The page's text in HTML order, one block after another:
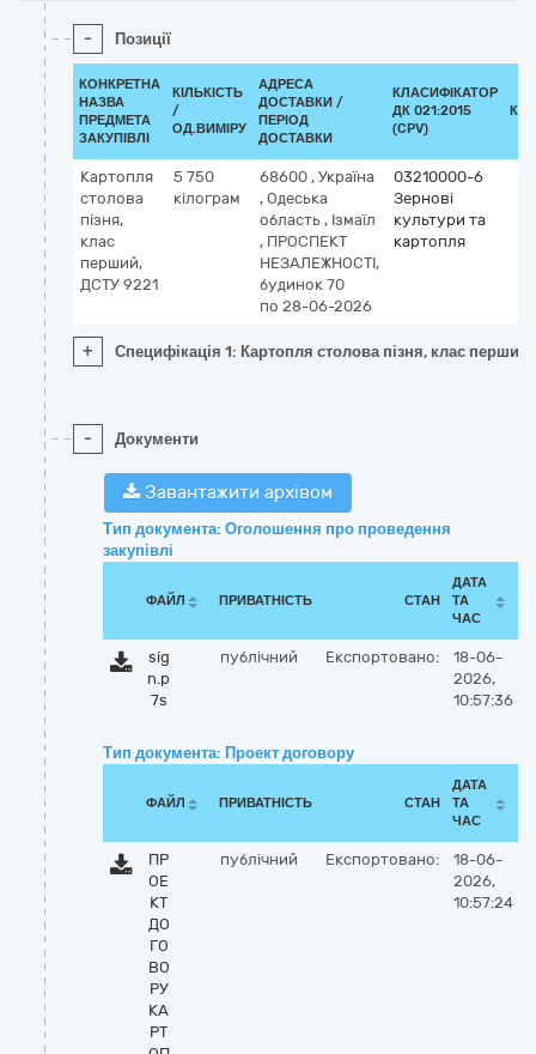
- Позиції
КОНКРЕТНА
НАЗВА
ПРЕДМЕТА
ЗАКУПІВЛІ
КІЛЬКІСТЬ
/
ОД.ВИМІРУ
АДРЕСА
ДОСТАВКИ /
ПЕРІОД
ДОСТАВКИ
КЛАСИФІКАТОР
ДК 021:2015
(CPV)
Картопля
столова
пізня,
клас
перший,
ДСТУ 9221
5 750
кілограм
68600 , Україна
, Одеська
область , Ізмаїл
, ПРОСПЕКТ
НЕЗАЛЕЖНОСТІ,
будинок 70
по 28-06-2026
03210000-6
Зернові
культури та
картопля
+ Специфікація 1: Картопля столова пізня, клас
- Документи
Завантажити архівом
Тип документа: Оголошення про проведення
закупівлі
ФАЙЛ ПРИВАТНІСТЬ СТАН
ДАТА
ТА
ЧАС
sig
n.p
7s
публічний Експортовано:
18-06-
2026,
10:57:36
Тип документа: Проект договору
ФАЙЛ ПРИВАТНІСТЬ СТАН
ДАТА
ТА
ЧАС
ПР
ОЕ
КТ
ДО
ГО
ВО
РУ
КА
РТ
публічний Експортовано:
18-06-
2026,
10:57:24